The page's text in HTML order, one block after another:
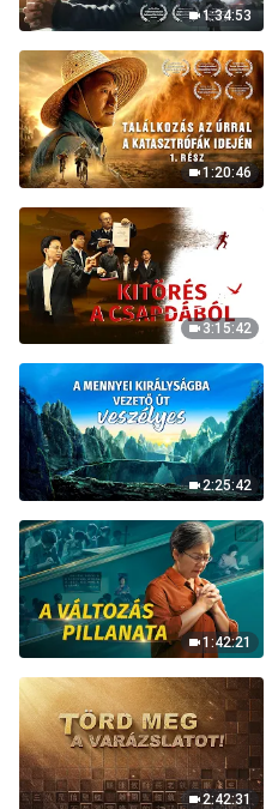
1:34:53
1:20:46
3:15:42
2:25:42
1:42:21
2:42:31